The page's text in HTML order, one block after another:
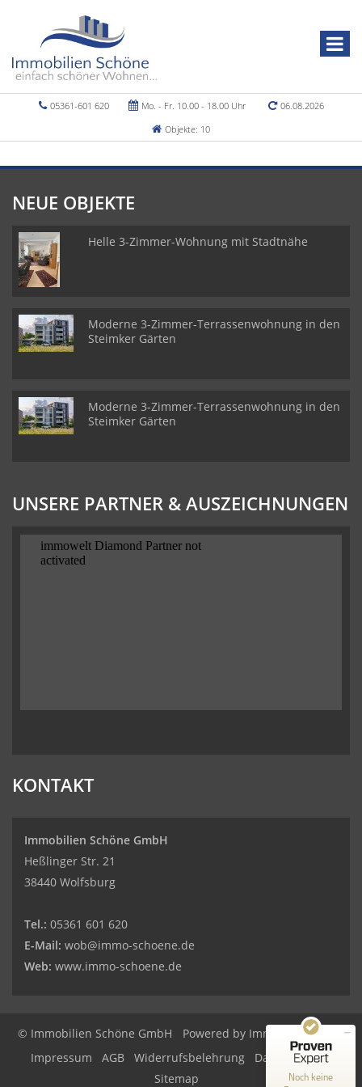
05361-601 620 Mo. - Fr. 10.00 - 18.00 Uhr
06.08.2026
Objekte: 10
NEUE OBJEKTE
Helle 3-Zimmer-Wohnung mit Stadtnähe
Moderne 3-Zimmer-Terrassenwohnung in den
Steimker Gärten
Moderne 3-Zimmer-Terrassenwohnung in den
Steimker Gärten
UNSERE PARTNER & AUSZEICHNUNGEN
KONTAKT
Immobilien Schöne GmbH
Heßlinger Str. 21
38440 Wolfsburg
Tel.: 05361 601 620
E-Mail: wob@immo-schoene.de
Web: www.immo-schoene.de
© Immobilien Schöne GmbH Powered by Immonia GmbH
Impressum
AGB Widerrufsbelehrung
Datenschutz
Sitemap
Noch keine
MANGELHAFT